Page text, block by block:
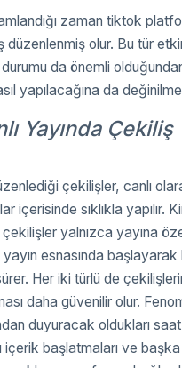
zaman tiktok
düzenlenmiş olur. Bu tür
da önemli
yapılacağına da
Yayında Çekiliş
çekilişler, canlı
içerisinde sıklıkla yapılır.
yalnızca yayına
esnasında başlayarak
Her iki türlü de
daha güvenilir olur.
duyuracak oldukları saat
içerik başlatmaları ve